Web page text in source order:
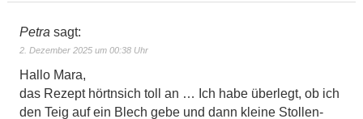
Petra sagt:
2. Dezember 2025 um 00:38 Uhr
Hallo Mara,
das Rezept hörtnsich toll an … Ich habe überlegt, ob ich
den Teig auf ein Blech gebe und dann kleine Stollen-